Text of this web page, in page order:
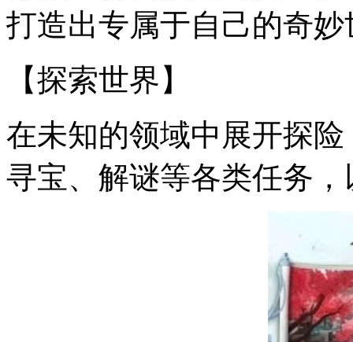
打造出专属于自己的奇妙
【探索世界】
在未知的领域中展开探
寻宝、解谜等各类任务